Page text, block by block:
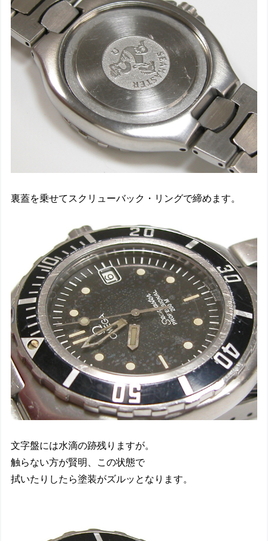
裏蓋を乗せてスクリューバック・リングで締めます。
文字盤には水滴の跡残りますが。
触らない方が賢明、この状態で
拭いたりしたら塗装がズルッとなります。